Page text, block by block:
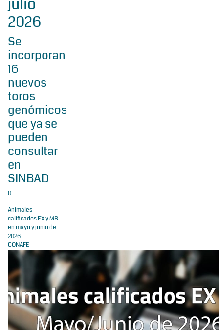
julio
2026
Se
incorporan
16
nuevos
toros
genómicos
que ya se
pueden
consultar
en
SINBAD
0
Animales
calificados EX y MB
en mayo y junio de
2026
CONAFE